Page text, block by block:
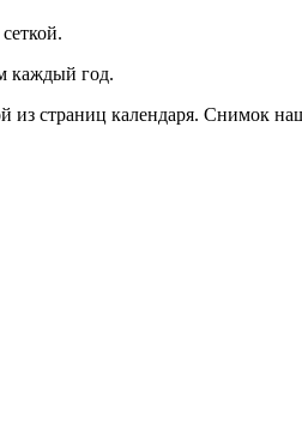
каждый год.
страниц календаря. Снимок